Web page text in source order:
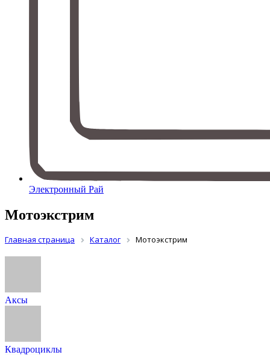
Электронный Рай
Мотоэкстрим
Главная страница Каталог Мотоэкстрим
Аксы
Квадроциклы